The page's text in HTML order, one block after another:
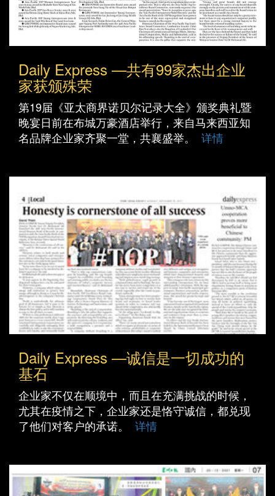
Daily Express —共有99家杰出企业
家获颁殊荣
第19届《亚太商界诺贝尔记录大全》颁奖典礼暨
晚宴日前在布城万豪酒店举行，来自马来西亚知
名品牌企业家齐聚一堂，共襄盛举。
详情
Daily Express —诚信是一切成功的
基石
企业家不仅在顺境中，而且在充满挑战的时候，
尤其在疫情之下，企业家还是恪守诚信，都兑现
了他们对客户的承诺。
详情